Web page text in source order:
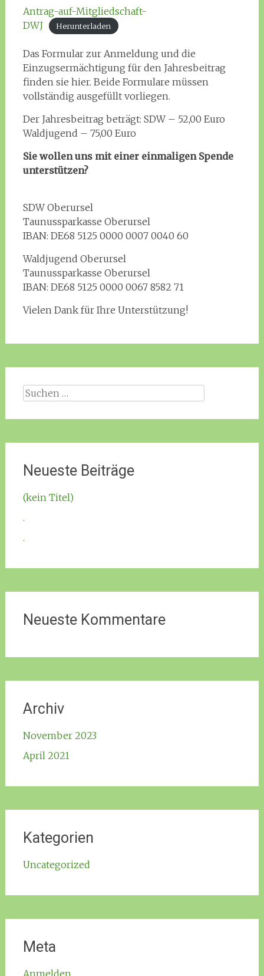
Antrag-auf-Mitgliedschaft-
DWJ
Herunterladen
Das Formular zur Anmeldung und die
Einzugsermächtigung für den Jahresbeitrag
finden sie hier. Beide Formulare müssen
vollständig ausgefüllt vorliegen.
Der Jahresbeitrag beträgt: SDW – 52,00 Euro
Waldjugend – 75,00 Euro
Sie wollen uns mit einer einmaligen Spende
unterstützen?
SDW Oberursel
Taunussparkasse Oberursel
IBAN: DE68 5125 0000 0007 0040 60
Waldjugend Oberursel
Taunussparkasse Oberursel
IBAN: DE68 5125 0000 0067 8582 71
Vielen Dank für Ihre Unterstützung!
Suchen
Neueste Beiträge
(kein Titel)
.
.
Neueste Kommentare
Archiv
November 2023
April 2021
Kategorien
Uncategorized
Meta
Anmelden